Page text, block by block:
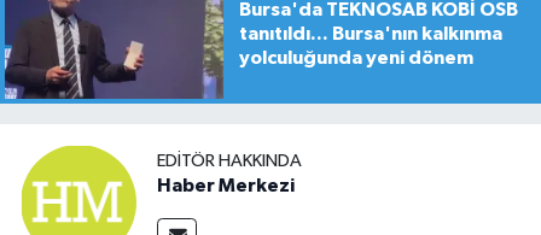
Bursa'da TEKNOSAB KOBİ OSB
tanıtıldı... Bursa'nın kalkınma
yolculuğunda yeni dönem
EDITÖR HAKKINDA
Haber Merkezi